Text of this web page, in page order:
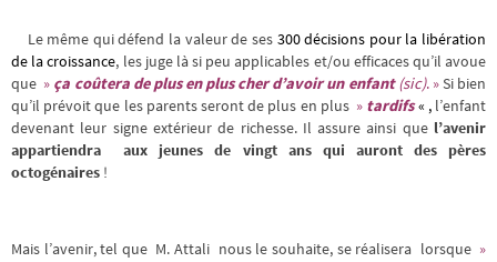
Le même qui défend la valeur de ses 300 décisions pour la libération
de la croissance, les juge là si peu applicables et/ou efficaces qu’il avoue
que » ça coûtera de plus en plus cher d’avoir un enfant(sic). »Si bien
qu’il prévoit que les parents seront de plus en plus » tardifs« ,l’enfant
devenant leur signe extérieur de richesse. Il assure ainsi que l’avenir
appartiendra aux jeunes de vingt ans qui auront des pères
octogénaires !
Mais l’avenir, tel que M. Attali nous le souhaite, se réalisera lorsque »